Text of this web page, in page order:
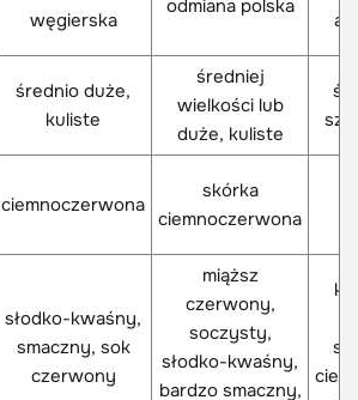
węgierska
odmiana polska
średnio duże,
kuliste
średniej
wielkości lub
duże, kuliste
ciemnoczerwona
skórka
ciemnoczerwona
słodko-kwaśny,
smaczny, sok
czerwony
miąższ
czerwony,
soczysty,
słodko-kwaśny,
bardzo smaczny,